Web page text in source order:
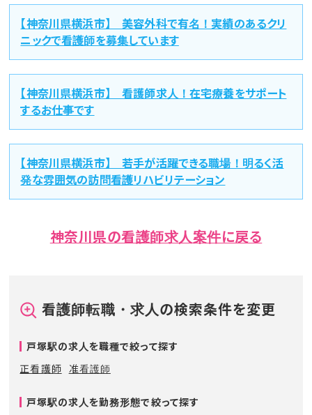
【神奈川県横浜市】 美容外科で有名！実績のあるクリ
ニックで看護師を募集しています
【神奈川県横浜市】 看護師求人！在宅療養をサポート
するお仕事です
【神奈川県横浜市】 若手が活躍できる職場！明るく活
発な雰囲気の訪問看護リハビリテーション
神奈川県の看護師求人案件に戻る
看護師転職・求人の検索条件を変更
戸塚駅の求人を職種で絞って探す
正看護師
准看護師
戸塚駅の求人を勤務形態で絞って探す